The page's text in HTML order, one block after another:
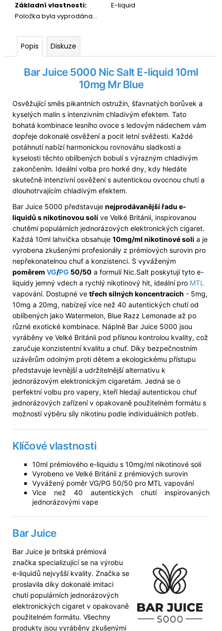
Základní vlastnosti:
E-liquid
Položka byla vyprodána…
Popis Diskuze
Bar Juice 5000 Nic Salt E-liquid 10ml
10mg Mr Blue
Osvěžující směs pikantních ostružin, šťavnatých borůvek a
kyselých malin s intenzivním chladivým efektem. Tato
bohatá kombinace lesního ovoce s ledovým nádechem vám
dopřeje dokonalé osvěžení a pocit letní svěžesti. Každé
potáhnutí nabízí harmonickou rovnováhu sladkosti a
kyselosti těchto oblíbených bobulí s výrazným chladivým
zakončením. Ideální volba pro horké dny, kdy hledáte
skutečně intenzivní osvěžení s autentickou ovocnou chutí a
dlouhotrvajícím chladivým efektem.
Bar Juice 5000 představuje nejprodávanější řadu e-
liquidů s nikotinovou solí ve Velké Británii, inspirovanou
chutěmi populárních jednorázových elektronických cigaret.
Každá 10ml lahvička obsahuje 10mg/ml nikotinové soli a je
vyrobena zkušenými profesionály z prémiových surovin pro
nepřekonatelnou chuť a konzistenci. S vyváženým
poměrem VG/PG 50/50 a formulí Nic.Salt poskytují tyto e-
liquidy jemný vdech a rychlý nikotinový hit, ideální pro MTL
vapování. Dostupné ve třech silných koncentracích - 5mg,
10mg a 20mg, nabízejí více než 40 autentických chutí od
oblíbených jako Watermelon, Blue Razz Lemonade až po
různé exotické kombinace. Náplně Bar Juice 5000 jsou
vyráběny ve Velké Británii pod přísnou kontrolou kvality, což
zaručuje konzistentní kvalitu a chuť. Díky bezpečnostním
uzávěrům odolným proti dětem a ekologickému přístupu
představuje levnější a udržitelnější alternativu k
jednorázovým elektronickým cigaretám. Jedná se o
perfektní volbu pro vapery, kteří hledají autentickou chuť
jednorázových zařízení v opakovaně použitelném formátu s
možností výběru síly nikotinu podle individuálních potřeb.
Klíčové vlastnosti
10ml prémiového e-liquidu s 10mg/ml nikotinové soli
Vyrobeno ve Velké Británii z prémiových surovin
Vyvážený poměr VG/PG 50/50 pro MTL vapování
Více než 40 autentických chutí inspirovaných
jednorázovými vape
Bar Juice
Bar Juice je britská prémiová
značka specializující se na výrobu
e-liquidů nejvyšší kvality. Značka se
proslavila díky dokonalé imitaci
chutí populárních jednorázových
elektronických cigaret v opakovaně
použitelném formátu. Všechny
produkty jsou vyráběny zkušenými